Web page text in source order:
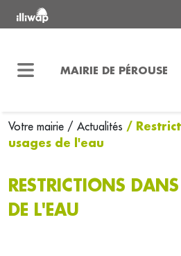
MAIRIE DE PÉROUSE
Votre mairie / Actualités /
usages de l'eau
RESTRICTIONS
DE L'EAU